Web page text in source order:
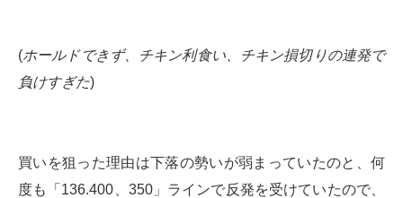
(ホールドできず、チキン利食い、チキン損切りの連発で
負けすぎた)
買いを狙った理由は下落の勢いが弱まっていたのと、何
度も「136.400、350」ラインで反発を受けていたので、